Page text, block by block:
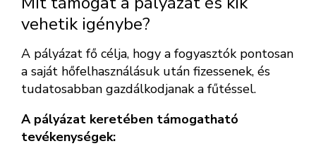
vehetik igénybe?
A pályázat fő célja, hogy a fogyasztók pontosan
a saját hőfelhasználásuk után fizessenek, és
tudatosabban gazdálkodjanak a fűtéssel.
A pályázat keretében támogatható
tevékenységek: